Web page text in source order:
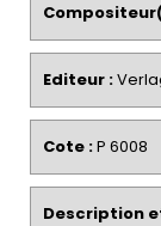
Editeur :
Cote :P 6008
Description